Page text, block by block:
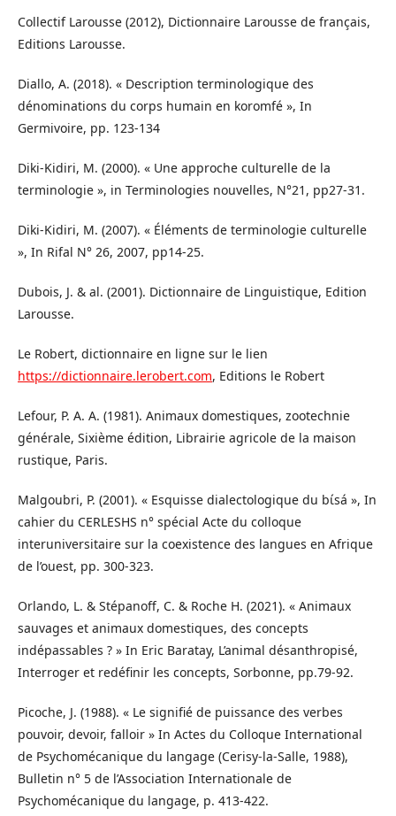
Collectif Larousse (2012), Dictionnaire Larousse de français,
Editions Larousse.
Diallo, A. (2018). « Description terminologique des
dénominations du corps humain en koromfé », In
Germivoire, pp. 123-134
Diki-Kidiri, M. (2000). « Une approche culturelle de la
terminologie », in Terminologies nouvelles, N°21, pp27-31.
Diki-Kidiri, M. (2007). « Éléments de terminologie culturelle
», In Rifal N° 26, 2007, pp14-25.
Dubois, J. & al. (2001). Dictionnaire de Linguistique, Edition
Larousse.
Le Robert, dictionnaire en ligne sur le lien
https://dictionnaire.lerobert.com, Editions le Robert
Lefour, P. A. A. (1981). Animaux domestiques, zootechnie
générale, Sixième édition, Librairie agricole de la maison
rustique, Paris.
Malgoubri, P. (2001). « Esquisse dialectologique du bɩ́sá », In
cahier du CERLESHS n° spécial Acte du colloque
interuniversitaire sur la coexistence des langues en Afrique
de l’ouest, pp. 300-323.
Orlando, L. & Stépanoff, C. & Roche H. (2021). « Animaux
sauvages et animaux domestiques, des concepts
indépassables ? » In Eric Baratay, L’animal désanthropisé,
Interroger et redéfinir les concepts, Sorbonne, pp.79-92.
Picoche, J. (1988). « Le signifié de puissance des verbes
pouvoir, devoir, falloir » In Actes du Colloque International
de Psychomécanique du langage (Cerisy-la-Salle, 1988),
Bulletin n° 5 de l’Association Internationale de
Psychomécanique du langage, p. 413-422.